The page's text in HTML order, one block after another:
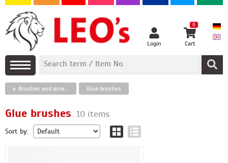
Login
0
Cart
Brushes and accessories Glue brushes
Glue brushes 10 items
Sort by: